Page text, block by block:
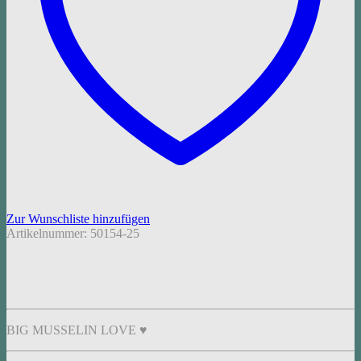
Zur Wunschliste hinzufügen
Artikelnummer: 50154-25
BIG MUSSELIN LOVE ♥︎